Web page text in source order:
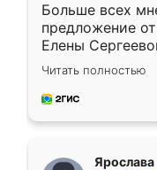
Больше всех
предложение
Елены
короткие
для замера
предложил по
Читать полностью
Ярослава